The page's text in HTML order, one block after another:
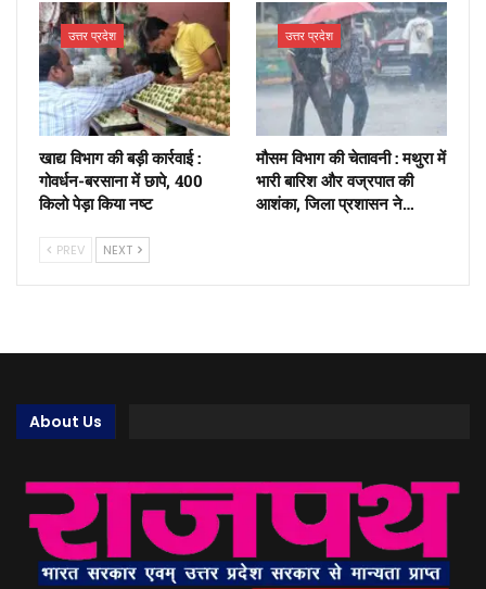
उत्तर प्रदेश
खाद्य विभाग की बड़ी कार्रवाई :
गोवर्धन-बरसाना में छापे, 400
किलो पेड़ा किया नष्ट
उत्तर प्रदेश
मौसम विभाग की चेतावनी : मथुरा में
भारी बारिश और वज्रपात की
आशंका, जिला प्रशासन ने…
PREV NEXT
About Us